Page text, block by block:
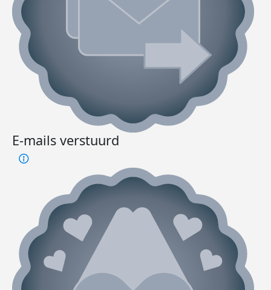
E-mails verstuurd